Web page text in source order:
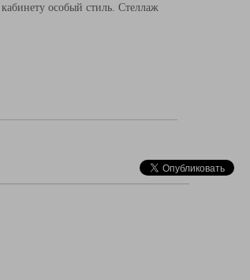
особый стиль. Стеллаж